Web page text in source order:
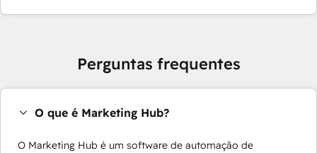
Perguntas frequentes
O que é Marketing Hub?
O Marketing Hub é um software de automação de